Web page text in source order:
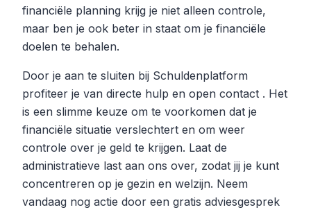
financiële planning krijg je niet alleen controle,
maar ben je ook beter in staat om je financiële
doelen te behalen.
Door je aan te sluiten bij Schuldenplatform
profiteer je van directe hulp en open contact . Het
is een slimme keuze om te voorkomen dat je
financiële situatie verslechtert en om weer
controle over je geld te krijgen. Laat de
administratieve last aan ons over, zodat jij je kunt
concentreren op je gezin en welzijn. Neem
vandaag nog actie door een gratis adviesgesprek